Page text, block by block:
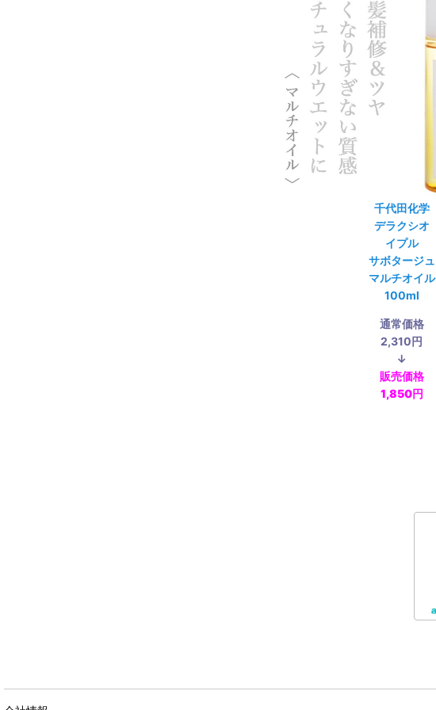
千代田化学
デラクシオ
イプル
サボタージュ
マルチオイル
100ml
通常価格
2,310円
↓
販売価格
1,850円